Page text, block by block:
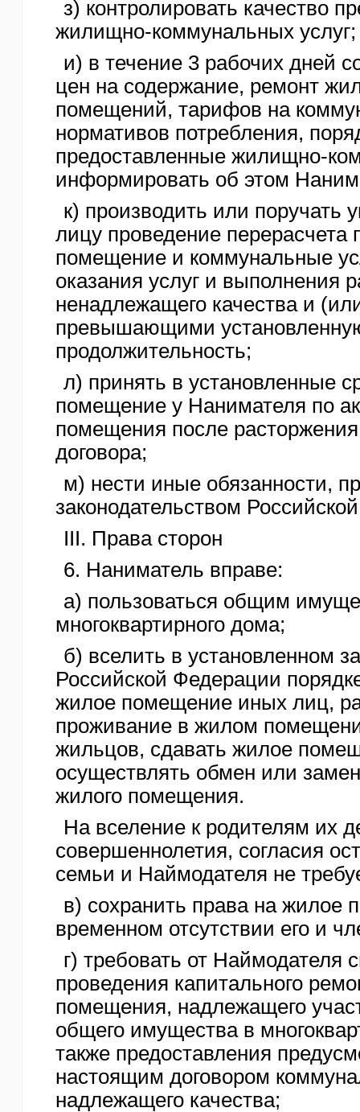
з) контролировать качество
жилищно-коммунальных услуг;
и) в течение 3 рабочих дней
цен на содержание, ремонт
помещений, тарифов на
нормативов потребления,
предоставленные жилищно-
информировать об этом
к) производить или поручать
лицу проведение перерасчета
помещение и коммунальные
оказания услуг и выполнения
ненадлежащего качества и
превышающими
продолжительность;
л) принять в установленные
помещение у Нанимателя по
помещения после
договора;
м) нести иные обязанности,
законодательством
III. Права сторон
6. Наниматель вправе:
а) пользоваться общим
многоквартирного дома;
б) вселить в установленном
Российской Федерации
жилое помещение иных лиц,
проживание в жилом
жильцов, сдавать жилое
осуществлять обмен или
жилого помещения.
На вселение к родителям их
совершеннолетия, согласия
семьи и Наймодателя не
в) сохранить права на жилое
временном отсутствии его и
г) требовать от Наймодателя
проведения капитального
помещения, надлежащего
общего имущества в
также предоставления
настоящим договором
надлежащего качества;